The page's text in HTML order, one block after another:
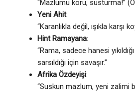
“Mazlumu koru, susturma!”
Yeni Ahit:
“Karanlıkla değil, ışıkla karşı
Hint Ramayana:
“Rama, sadece hanesi
sarsıldığı için savaşır.”
Afrika Özdeyişi:
“Suskun mazlum, yeni zalimi